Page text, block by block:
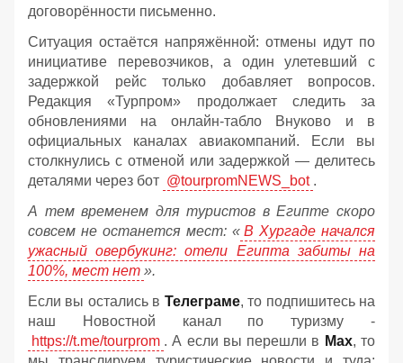
договорённости письменно.
Ситуация остаётся напряжённой: отмены идут по
инициативе перевозчиков, а один улетевший с
задержкой рейс только добавляет вопросов.
Редакция «Турпром» продолжает следить за
обновлениями на онлайн‑табло Внуково и в
официальных каналах авиакомпаний. Если вы
столкнулись с отменой или задержкой — делитесь
деталями через бот @tourpromNEWS_bot .
А тем временем для туристов в Египте скоро
совсем не останется мест: « В Хургаде начался
ужасный овербукинг: отели Египта забиты на
100%, мест нет ».
Если вы остались в Телеграме, то подпишитесь на
наш Новостной канал по туризму -
https://t.me/tourprom . А если вы перешли в Мах, то